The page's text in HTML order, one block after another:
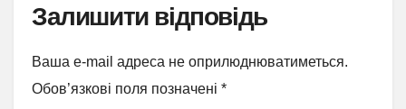
Залишити відповідь
Ваша e-mail адреса не оприлюднюватиметься.
Обов’язкові поля позначені *